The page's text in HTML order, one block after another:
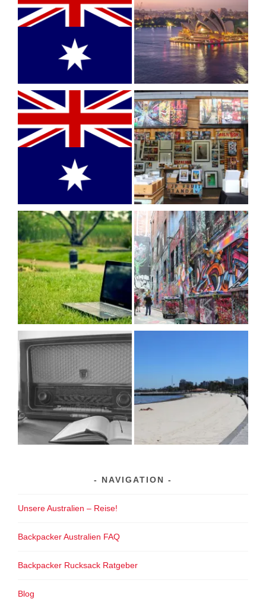
NAVIGATION
Unsere Australien – Reise!
Backpacker Australien FAQ
Backpacker Rucksack Ratgeber
Blog